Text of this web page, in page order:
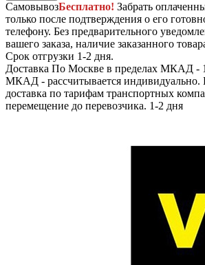
СамовывозБесплатно! Забрать
только после подтверждения о его
телефону. Без предварительного
вашего заказа, наличие заказанного
Срок отгрузки 1-2 дня.
Доставка По Москве в пределах МКАД -
МКАД - рассчитывается индивидуально.
доставка по тарифам транспортных
перемещение до перевозчика. 1-2 дня